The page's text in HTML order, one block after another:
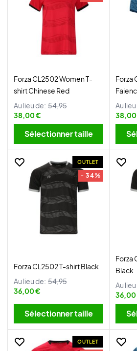
Forza CL2502 Women T-
shirt Chinese Red
Au lieu de: 54,95
38,00 €
Sélectionner taille
Forza
Au
OUTLET
- 34%
Forza CL2502 T-shirt Black
Au lieu de: 54,95
36,00 €
Sélectionner taille
Forza
Black
Au
36,00
OUTLET